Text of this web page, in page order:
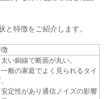
と特徴をご紹介します。
太い銅線で断面が丸い。
一般の家庭でよく見られるタイ
安定性があり通信ノイズの影響